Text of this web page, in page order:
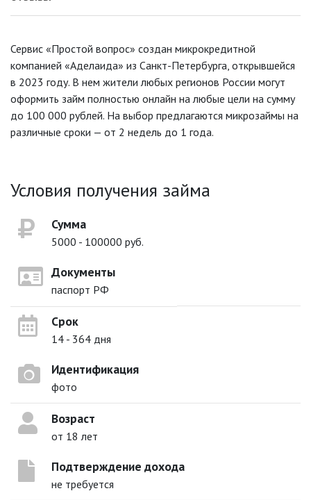
Сервис «Простой вопрос» создан микрокредитной
компанией «Аделаида» из Санкт-Петербурга, открывшейся
в 2023 году. В нем жители любых регионов России могут
оформить займ полностью онлайн на любые цели на сумму
до 100 000 рублей. На выбор предлагаются микрозаймы на
различные сроки — от 2 недель до 1 года.
Условия получения займа
Сумма
5000 - 100000 руб.
Документы
паспорт РФ
Срок
14 - 364 дня
Идентификация
фото
Возраст
от 18 лет
Подтверждение дохода
не требуется